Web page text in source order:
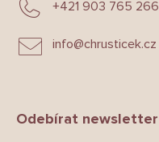
info@chrusticek.cz
+421 903 765 266
Odebírat newsletter